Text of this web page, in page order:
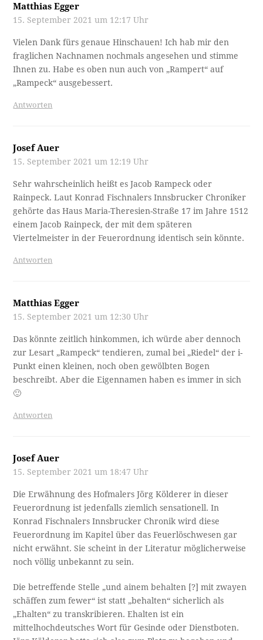
Matthias Egger
15. September 2021 um 12:17 Uhr
Vielen Dank fürs genaue Hinschauen! Ich hab mir den
fraglichen Nachnamen nochmals angesehen und stimme
Ihnen zu. Habe es oben nun auch von „Rampert“ auf
„Rampeck“ ausgebessert.
Antworten
Josef Auer
15. September 2021 um 12:19 Uhr
Sehr wahrscheinlich heißt es Jacob Rampeck oder
Rainpeck. Laut Konrad Fischnalers Innsbrucker Chroniker
gehörte das Haus Maria-Theresien-Straße 17 im Jahre 1512
einem Jacob Rainpeck, der mit dem späteren
Viertelmeister in der Feuerordnung identisch sein könnte.
Antworten
Matthias Egger
15. September 2021 um 12:30 Uhr
Das könnte zeitlich hinkommen, ich würde aber dennoch
zur Lesart „Rampeck“ tendieren, zumal bei „Riedel“ der i-
Punkt einen kleinen, noch oben gewölbten Bogen
beschreibt. Aber die Eigennamen haben es immer in sich
🙂
Antworten
Josef Auer
15. September 2021 um 18:47 Uhr
Die Erwähnung des Hofmalers Jörg Kölderer in dieser
Feuerordnung ist jedenfalls ziemlich sensationell. In
Konrad Fischnalers Innsbrucker Chronik wird diese
Feuerordnung im Kapitel über das Feuerlöschwesen gar
nicht erwähnt. Sie scheint in der Literatur möglicherweise
noch völlig unbekannt zu sein.
Die betreffende Stelle „und ainem behalten [?] mit zwayen
schäffen zum fewer“ ist statt „behalten“ sicherlich als
„Ehalten“ zu transkribieren. Ehalten ist ein
mittelhochdeutsches Wort für Gesinde oder Dienstboten.